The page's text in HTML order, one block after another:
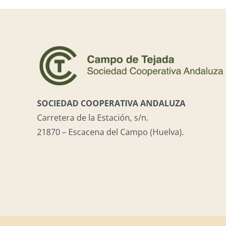
SOCIEDAD COOPERATIVA ANDALUZA
Carretera de la Estación, s/n.
21870 – Escacena del Campo (Huelva).